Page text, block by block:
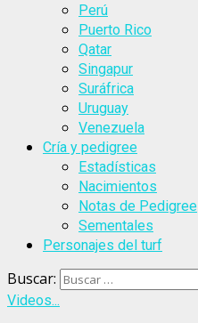
Perú
Puerto Rico
Qatar
Singapur
Suráfrica
Uruguay
Venezuela
Cría y pedigree
Estadísticas
Nacimientos
Notas de Pedigree
Sementales
Personajes del turf
Buscar:
Videos...